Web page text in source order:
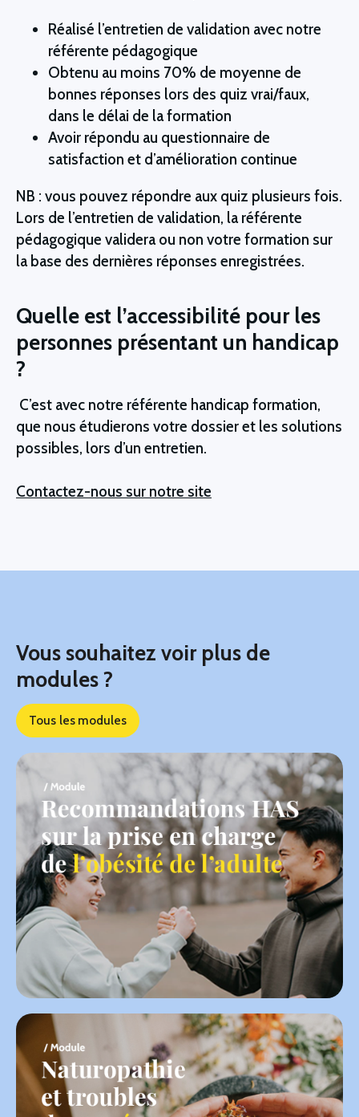
Réalisé l’entretien de validation avec notre
référente pédagogique
Obtenu au moins 70% de moyenne de
bonnes réponses lors des quiz vrai/faux,
dans le délai de la formation
Avoir répondu au questionnaire de
satisfaction et d’amélioration continue
NB : vous pouvez répondre aux quiz plusieurs fois.
Lors de l’entretien de validation, la référente
pédagogique validera ou non votre formation sur
la base des dernières réponses enregistrées.
Quelle est l’accessibilité pour les
personnes présentant un handicap
?
C’est avec notre référente handicap formation,
que nous étudierons votre dossier et les solutions
possibles, lors d’un entretien.
Contactez-nous sur notre site
Vous souhaitez voir plus de
modules ?
Tous les modules